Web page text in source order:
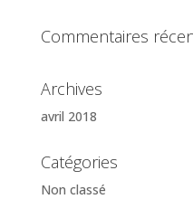
Commentaires
Archives
avril 2018
Catégories
Non classé